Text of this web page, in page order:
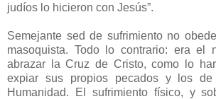
judíos lo hicieron con Jesús”.
Semejante sed de sufrimiento no
masoquista. Todo lo contrario: era el
abrazar la Cruz de Cristo, como lo
expiar sus propios pecados y los
Humanidad. El sufrimiento físico, y